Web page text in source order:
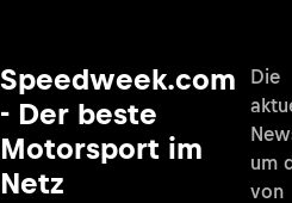
Speedweek.com
- Der beste
Motorsport im
Netz
Die
um
von